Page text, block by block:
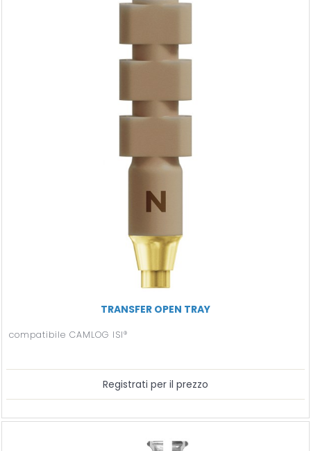
TRANSFER OPEN TRAY
compatibile CAMLOG ISI®
Registrati per il prezzo